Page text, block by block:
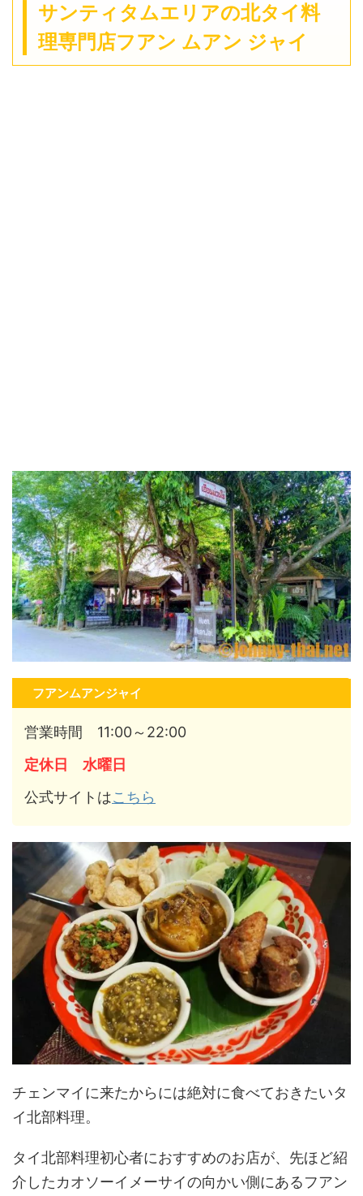
サンティタムエリアの北タイ料
理専門店フアン ムアン ジャイ
フアンムアンジャイ
営業時間 11:00～22:00
定休日 水曜日
公式サイトはこちら
チェンマイに来たからには絶対に食べておきたいタ
イ北部料理。
タイ北部料理初心者におすすめのお店が、先ほど紹
介したカオソーイメーサイの向かい側にあるフアン